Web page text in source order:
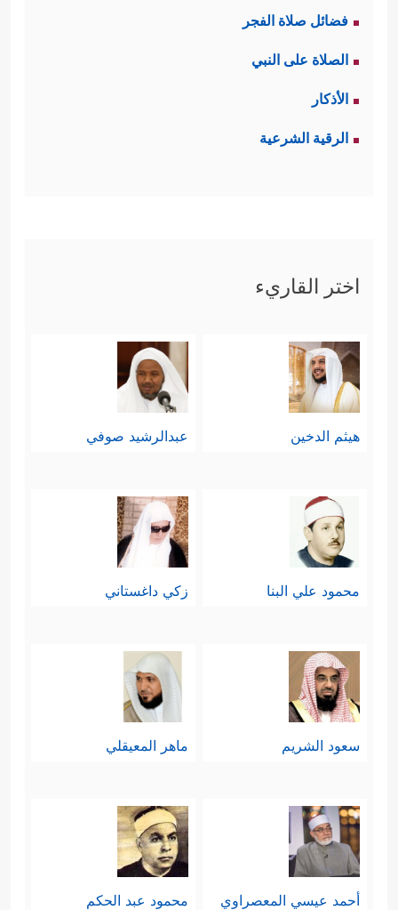
فضائل صلاة الفجر
الصلاة على النبي
الأذكار
الرقية الشرعية
اختر القاريء
هيثم الدخين عبدالرشيد صوفي
محمود علي البنا زكي داغستاني
سعود الشريم ماهر المعيقلي
أحمد عيسي المعصراوي محمود عبد الحكم